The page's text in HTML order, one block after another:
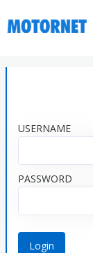
USERNAME
PASSWORD
Login